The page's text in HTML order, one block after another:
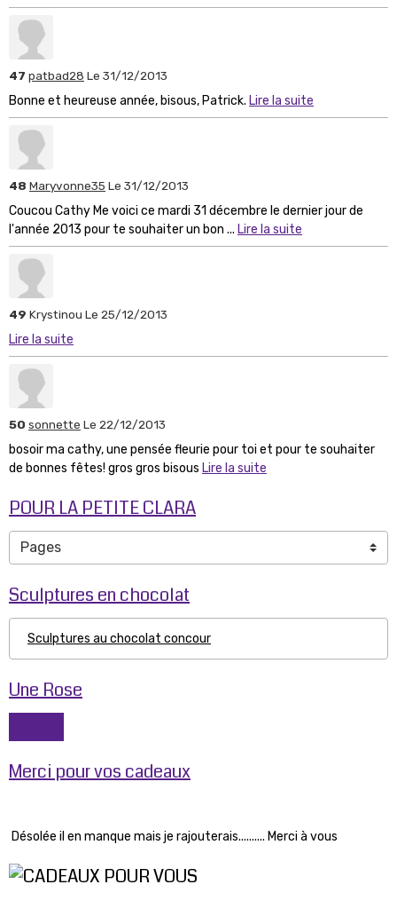
47 patbad28 Le 31/12/2013
Bonne et heureuse année, bisous, Patrick. Lire la suite
48 Maryvonne35 Le 31/12/2013
Coucou Cathy Me voici ce mardi 31 décembre le dernier jour de
l'année 2013 pour te souhaiter un bon ... Lire la suite
49 Krystinou Le 25/12/2013
Lire la suite
50 sonnette Le 22/12/2013
bosoir ma cathy, une pensée fleurie pour toi et pour te souhaiter
de bonnes fêtes! gros gros bisous Lire la suite
POUR LA PETITE CLARA
Sculptures en chocolat
Sculptures au chocolat concour
Une Rose
Merci pour vos cadeaux
Désolée il en manque mais je rajouterais.......... Merci à vous